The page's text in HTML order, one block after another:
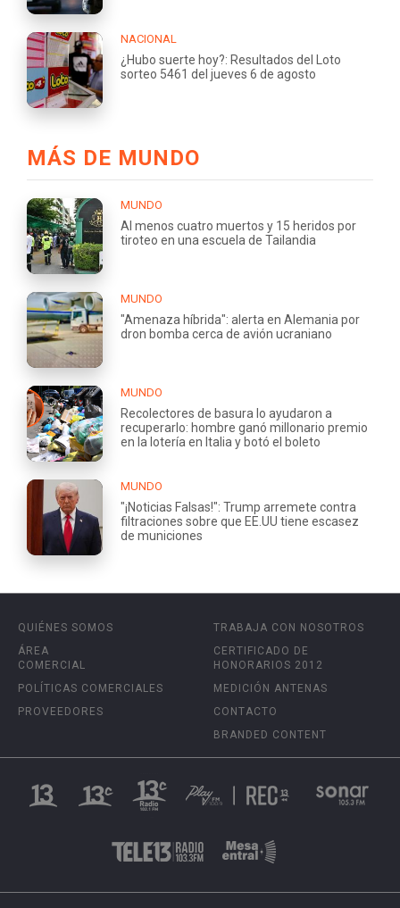
NACIONAL
¿Hubo suerte hoy?: Resultados del Loto
sorteo 5461 del jueves 6 de agosto
MÁS DE MUNDO
MUNDO
Al menos cuatro muertos y 15 heridos por
tiroteo en una escuela de Tailandia
MUNDO
"Amenaza híbrida": alerta en Alemania por
dron bomba cerca de avión ucraniano
MUNDO
Recolectores de basura lo ayudaron a
recuperarlo: hombre ganó millonario premio
en la lotería en Italia y botó el boleto
MUNDO
"¡Noticias Falsas!": Trump arremete contra
filtraciones sobre que EE.UU tiene escasez
de municiones
QUIÉNES SOMOS
ÁREA
COMERCIAL
POLÍTICAS COMERCIALES
PROVEEDORES
TRABAJA CON NOSOTROS
CERTIFICADO DE
HONORARIOS 2012
MEDICIÓN ANTENAS
CONTACTO
BRANDED CONTENT